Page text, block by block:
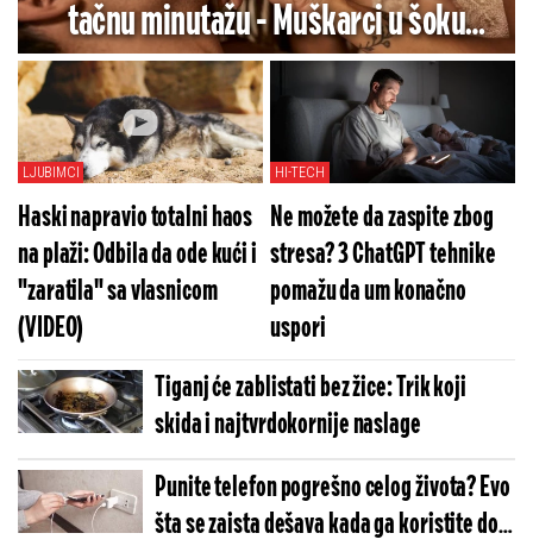
tačnu minutažu - Muškarci u šoku
(ANKETA)
LJUBIMCI
Haski napravio totalni haos
na plaži: Odbila da ode kući i
"zaratila" sa vlasnicom
(VIDEO)
HI-TECH
Ne možete da zaspite zbog
stresa? 3 ChatGPT tehnike
pomažu da um konačno
uspori
Tiganj će zablistati bez žice: Trik koji
skida i najtvrdokornije naslage
Punite telefon pogrešno celog života? Evo
šta se zaista dešava kada ga koristite dok